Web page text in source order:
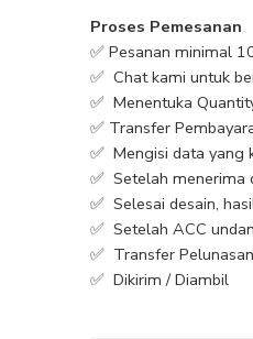
Proses Pemesanan
✅ Pesanan minimal
✅ Chat kami untuk
✅ Menentuka
✅ Transfer
✅ Mengisi data yang
✅ Setelah menerima
✅ Selesai desain,
✅ Setelah ACC
✅ Transfer Pelunasan
✅ Dikirim / Diambil